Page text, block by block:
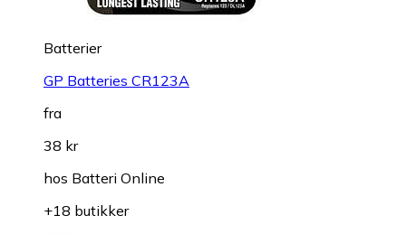
Batterier
GP Batteries CR123A
fra
38 kr
hos Batteri Online
+18 butikker